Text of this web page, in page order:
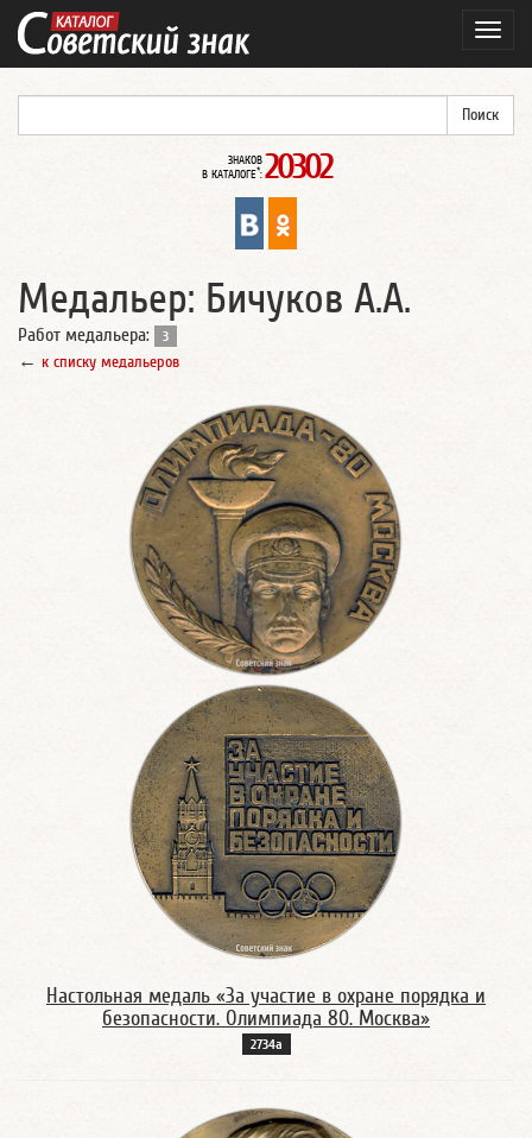
ЗНАКОВ
В КАТАЛОГЕ*: 20302
Медальер: Бичуков А.А.
Работ медальера: 3
← к списку медальеров
Настольная медаль «За участие в охране порядка и
безопасности. Олимпиада 80. Москва»
2734а